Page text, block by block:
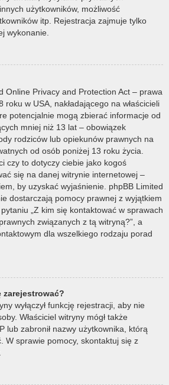
użytkowników, możliwość
itp. Rejestracja zajmuje tylko
wykonanie.
Online Privacy and Protection Act – prawa
w USA, nakładającego na właścicieli
potencjalnie mogą zbierać informacje od
mniej niż 13 lat – obowiązek
rodziców lub opiekunów prawnych na
od osób poniżej 13 roku życia.
czy to dotyczy ciebie jako kogoś
się na danej witrynie internetowej –
by uzyskać wyjaśnienie. phpBB Limited
dostarczają pomocy prawnej z wyjątkiem
„Z kim się kontaktować w sprawach
związanych z tą witryną?”, a
dla wszelkiego rodzaju porad
zarejestrować?
wyłączył funkcję rejestracji, aby nie
Właściciel witryny mógł także
lub zabronił nazwy użytkownika, którą
W sprawie pomocy, skontaktuj się z